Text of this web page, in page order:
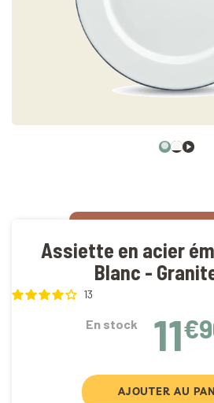
Assiette en acier
Blanc -
13
En stock 11
AJOUTER AU